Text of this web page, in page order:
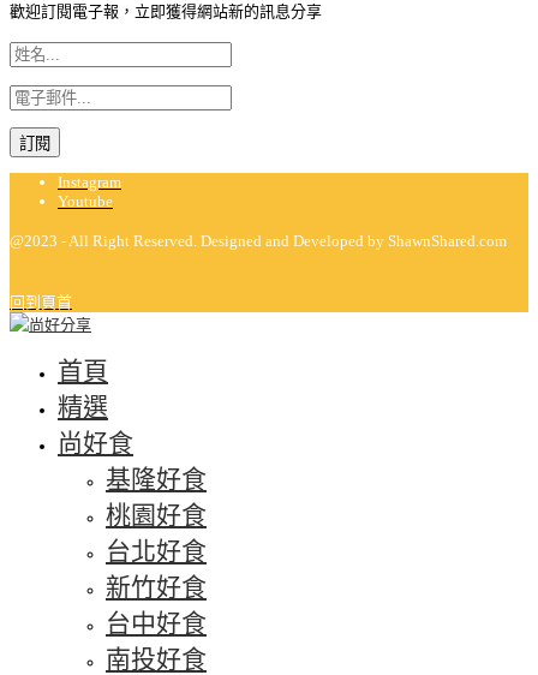
歡迎訂閱電子報，立即獲得網站新的訊息分享
Instagram
Youtube
@2023 - All Right Reserved. Designed and Developed by ShawnShared.com
回到頁首
首頁
精選
尚好食
基隆好食
桃園好食
台北好食
新竹好食
台中好食
南投好食